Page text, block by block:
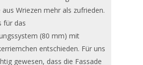
Wriezen mehr als zufrieden.
für das
(80 mm) mit
entschieden. Für uns
gewesen, dass die Fassade